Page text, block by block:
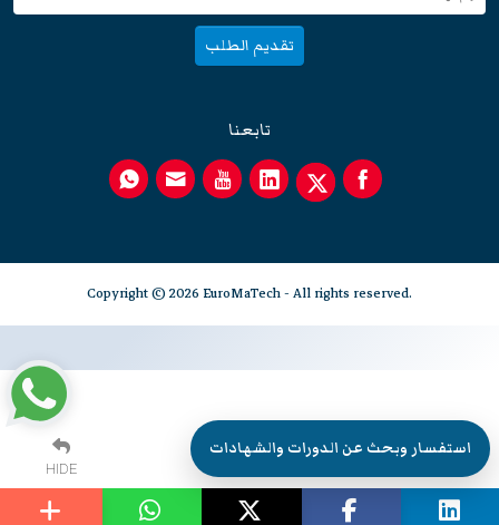
تقديم الطلب
تابعنا
Copyright © 2026 EuroMaTech - All rights reserved.
HIDE
استفسار وبحث عن الدورات والشهادات